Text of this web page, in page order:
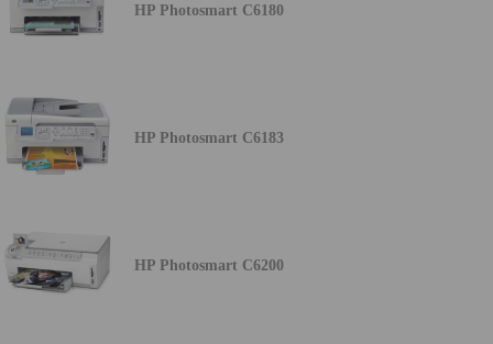
HP Photosmart C6180
HP Photosmart C6183
HP Photosmart C6200